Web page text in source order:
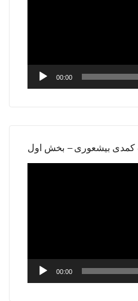
00:00
کمدی بیشعوری – بخش اول
00:00